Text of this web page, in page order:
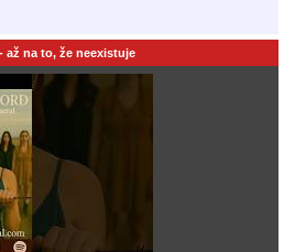
až na to, že neexistuje